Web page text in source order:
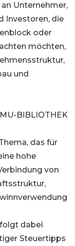
Unternehmer,
Investoren, die
oder
möchten,
und
BIBLIOTHEK
das für
hohe
von
dabei
Steuertipps